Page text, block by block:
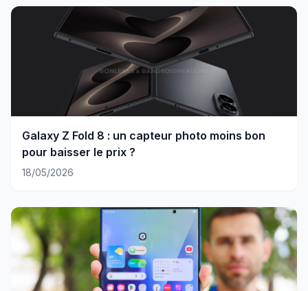
Galaxy Z Fold 8 : un capteur photo moins bon
pour baisser le prix ?
18/05/2026